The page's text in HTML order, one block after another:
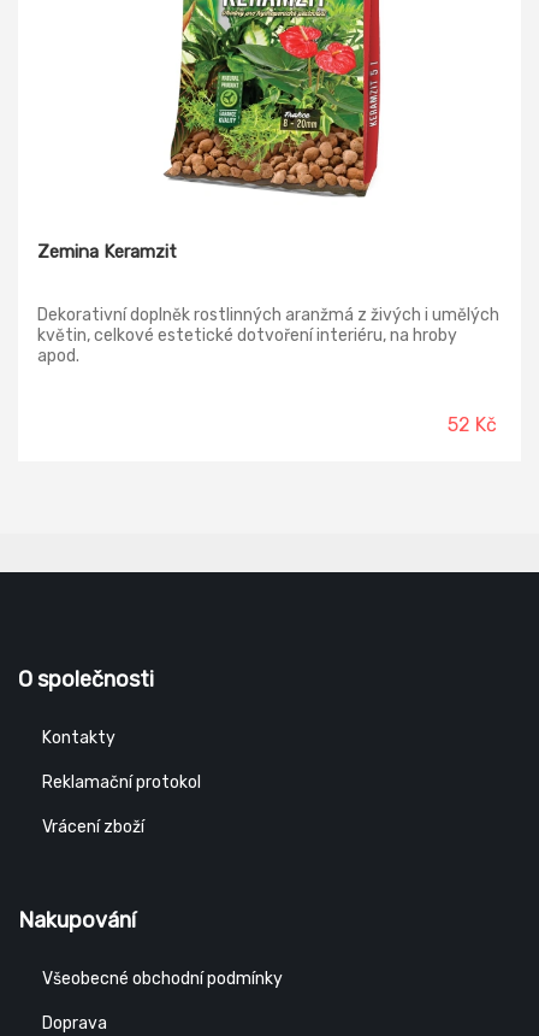
Zemina Keramzit
Dekorativní doplněk rostlinných aranžmá z živých i umělých
květin, celkové estetické dotvoření interiéru, na hroby
apod.
52 Kč
O společnosti
Kontakty
Reklamační protokol
Vrácení zboží
Nakupování
Všeobecné obchodní podmínky
Doprava